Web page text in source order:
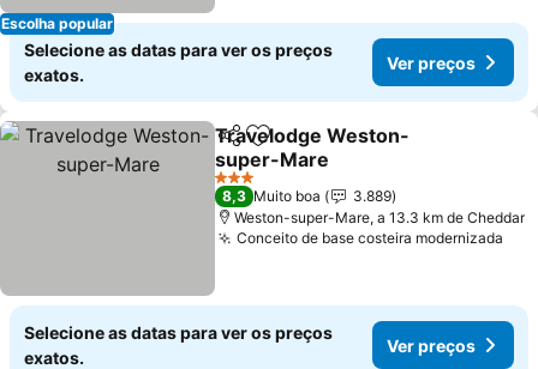
Escolha popular
Selecione as datas para ver os preços
exatos.
Ver preços
PartilharAdicionar aos favoritos
Travelodge Weston-
super-Mare
3 Estrelas
8,3 Muito boa
3.889
Weston-super-Mare, a 13.3 km de Cheddar
Conceito de base costeira modernizada
Selecione as datas para ver os preços
exatos.
Ver preços